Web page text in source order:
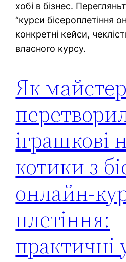
хобі в бізнес.
“курси бісероплетіння
конкретні кейси,
власного курсу.
Як
іграшкові
котики з
плетіння:
практичні